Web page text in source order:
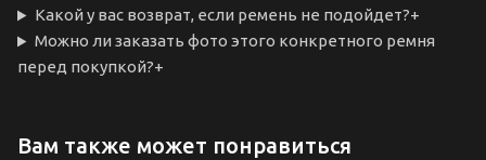
Какой у вас возврат, если ремень не подойдет?+
Можно ли заказать фото этого конкретного ремня
перед покупкой?+
Вам также может понравиться